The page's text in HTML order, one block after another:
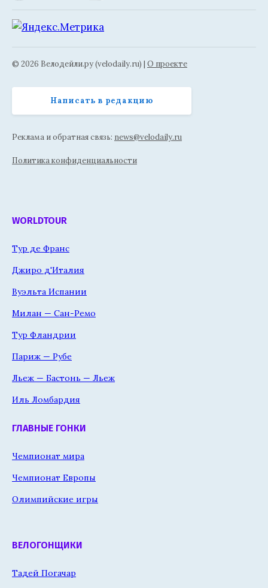
© 2026 Велодейли.ру (velodaily.ru) | О проекте
Написать в редакцию
Реклама и обратная связь: news@velodaily.ru
Политика конфиденциальности
WORLDTOUR
Тур де Франс
Джиро д'Италия
Вуэльта Испании
Милан — Сан-Ремо
Тур Фландрии
Париж — Рубе
Льеж — Бастонь — Льеж
Иль Ломбардия
ГЛАВНЫЕ ГОНКИ
Чемпионат мира
Чемпионат Европы
Олимпийские игры
ВЕЛОГОНЩИКИ
Тадей Погачар